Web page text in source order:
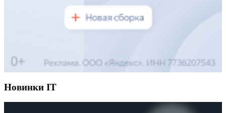
Новинки IT